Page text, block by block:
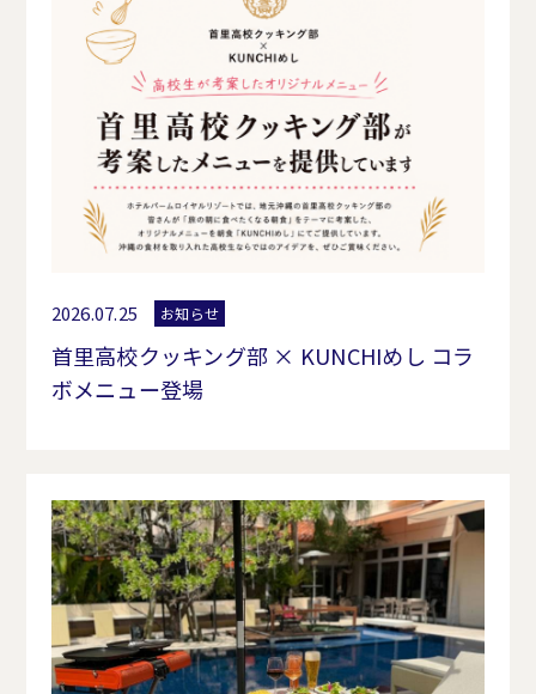
2026.07.25 お知らせ
首里高校クッキング部 × KUNCHIめし コラ
ボメニュー登場